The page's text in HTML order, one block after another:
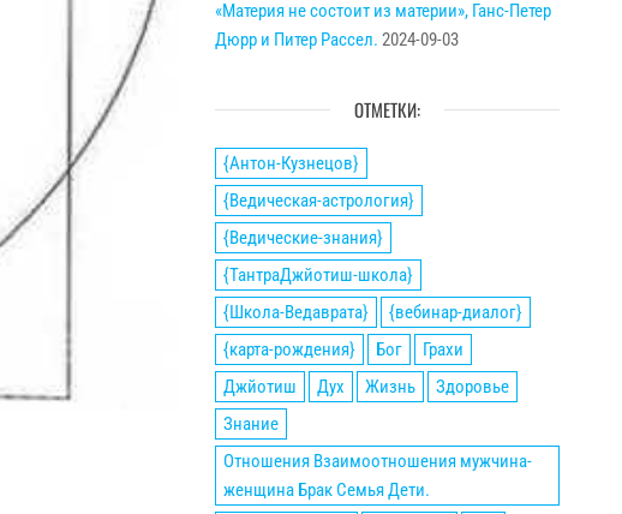
«Материя не состоит из материи», Ганс-Петер
Дюрр и Питер Рассел. 2024-09-03
ОТМЕТКИ:
{Антон-Кузнецов}
{Ведическая-астрология}
{Ведические-знания}
{ТантраДжйотиш-школа}
{Школа-Ведаврата}
{вебинар-диалог}
{карта-рождения}
Бог
Грахи
Джйотиш
Дух Жизнь
Здоровье
Знание
Отношения Взаимоотношения мужчина-
женщина Брак Семья Дети.